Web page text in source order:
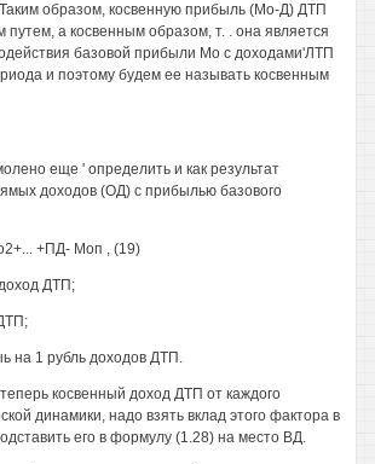
образом, косвенную прибыль (Мо-Д) ДТП
а косвенным образом, т. . она является
базовой прибыли Мо с доходами'ЛТП
и поэтому будем ее называть косвенным
еще ' определить и как результат
доходов (ОД) с прибылью базового
+ПД- Моп , (19)
ДТП;
на 1 рубль доходов ДТП.
косвенный доход ДТП от каждого
динамики, надо взять вклад этого фактора в
его в формулу (1.28) на место ВД.